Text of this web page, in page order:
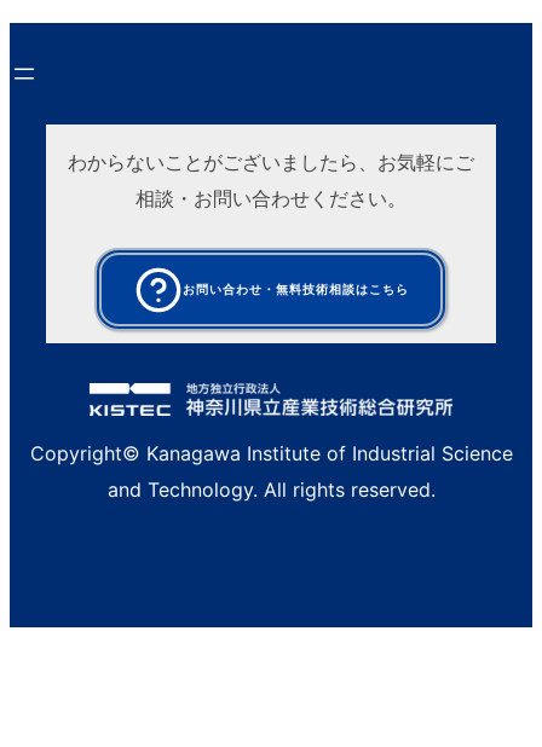
わからないことがございましたら、お気軽にご
相談・お問い合わせください。
お問い合わせ・無料技術相談はこちら
Copyright© Kanagawa Institute of Industrial Science
and Technology. All rights reserved.